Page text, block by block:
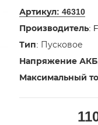
Артикул: 46310
Производитель:
Тип: Пусковое
Напряжение
Максимальный